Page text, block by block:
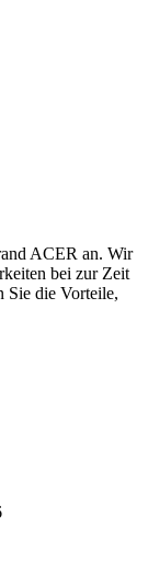
ACER an. Wir
bei zur Zeit
Sie die Vorteile,